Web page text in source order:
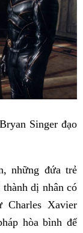
Singer đạo
những đứa trẻ
dị nhân có
Charles Xavier
hòa bình để